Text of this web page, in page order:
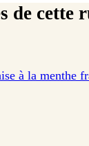
de cette
à la menthe